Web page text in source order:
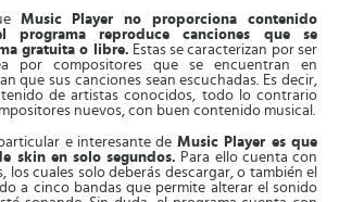
Music Player no proporciona contenido
programa reproduce canciones que se
gratuita o libre. Estas se caracterizan por ser
por compositores que se encuentran en
que sus canciones sean escuchadas. Es decir,
de artistas conocidos, todo lo contrario
nuevos, con buen contenido musical.
e interesante de Music Player es que
skin en solo segundos. Para ello cuenta con
los cuales solo deberás descargar, o también el
a cinco bandas que permite alterar el sonido